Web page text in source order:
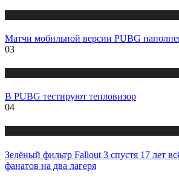
Матчи мобильной версии PUBG
03
В PUBG тестируют тепловизор
04
Зелёный фильтр Fallout 3 спустя 17 лет
фанатов на два лагеря